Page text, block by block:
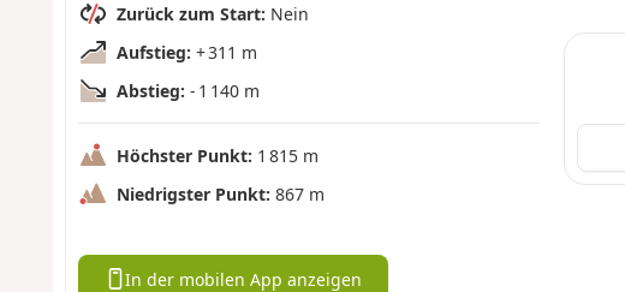
Zurück zum Start: Nein
Aufstieg: + 311 m
Abstieg: - 1 140 m
Höchster Punkt: 1 815 m
Niedrigster Punkt: 867 m
In der mobilen App anzeigen